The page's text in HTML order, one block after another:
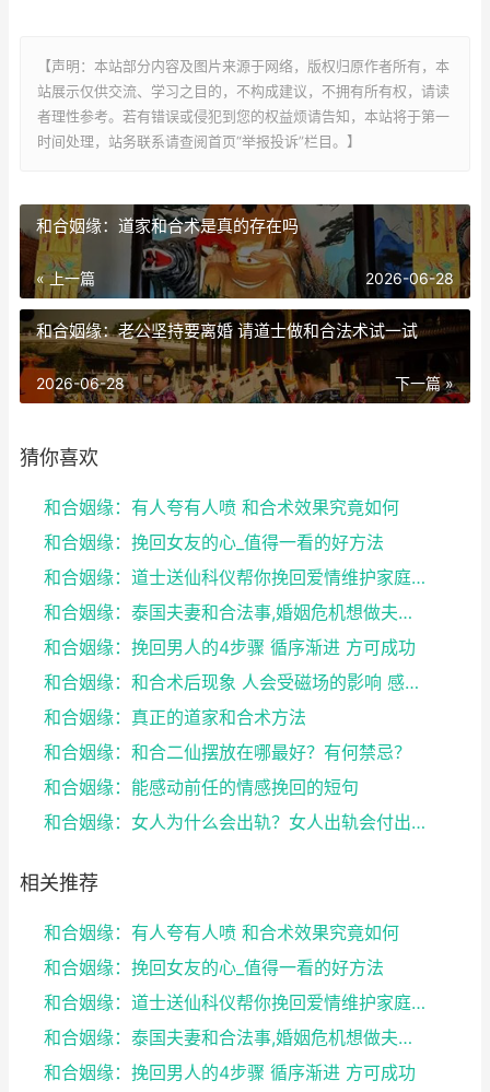
【声明：本站部分内容及图片来源于网络，版权归原作者所有，本
站展示仅供交流、学习之目的，不构成建议，不拥有所有权，请读
者理性参考。若有错误或侵犯到您的权益烦请告知，本站将于第一
时间处理，站务联系请查阅首页“举报投诉”栏目。】
和合姻缘：道家和合术是真的存在吗
« 上一篇 2026-06-28
和合姻缘：老公坚持要离婚 请道士做和合法术试一试
下一篇 »
2026-06-28
猜你喜欢
和合姻缘：有人夸有人喷 和合术效果究竟如何
和合姻缘：挽回女友的心_值得一看的好方法
和合姻缘：道士送仙科仪帮你挽回爱情维护家庭完整
和合姻缘：泰国夫妻和合法事,婚姻危机想做夫妻和合法...
和合姻缘：挽回男人的4步骤 循序渐进 方可成功
和合姻缘：和合术后现象 人会受磁场的影响 感到头晕...
和合姻缘：真正的道家和合术方法
和合姻缘：和合二仙摆放在哪最好？有何禁忌？
和合姻缘：能感动前任的情感挽回的短句
和合姻缘：女人为什么会出轨？女人出轨会付出感情吗？
相关推荐
和合姻缘：有人夸有人喷 和合术效果究竟如何
和合姻缘：挽回女友的心_值得一看的好方法
和合姻缘：道士送仙科仪帮你挽回爱情维护家庭完整
和合姻缘：泰国夫妻和合法事,婚姻危机想做夫妻和合法...
和合姻缘：挽回男人的4步骤 循序渐进 方可成功